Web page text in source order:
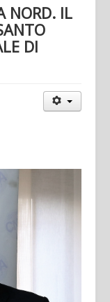
NORD. IL
DI